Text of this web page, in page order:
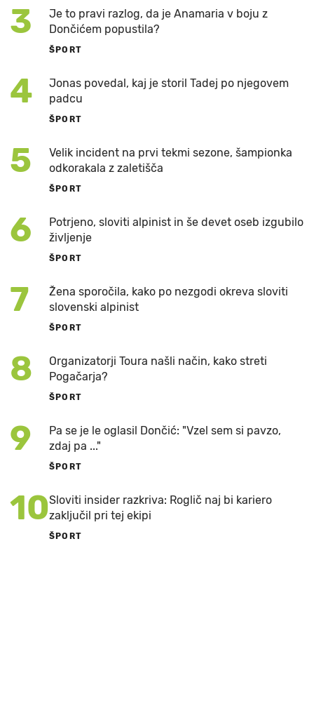
3
Je to pravi razlog, da je Anamaria v boju z
Dončićem popustila?
ŠPORT
4
Jonas povedal, kaj je storil Tadej po njegovem
padcu
ŠPORT
5
Velik incident na prvi tekmi sezone, šampionka
odkorakala z zaletišča
ŠPORT
6
Potrjeno, sloviti alpinist in še devet oseb izgubilo
življenje
ŠPORT
7
Žena sporočila, kako po nezgodi okreva sloviti
slovenski alpinist
ŠPORT
8
Organizatorji Toura našli način, kako streti
Pogačarja?
ŠPORT
9
Pa se je le oglasil Dončić: "Vzel sem si pavzo,
zdaj pa ..."
ŠPORT
10Sloviti insider razkriva: Roglič naj bi kariero
zaključil pri tej ekipi
ŠPORT